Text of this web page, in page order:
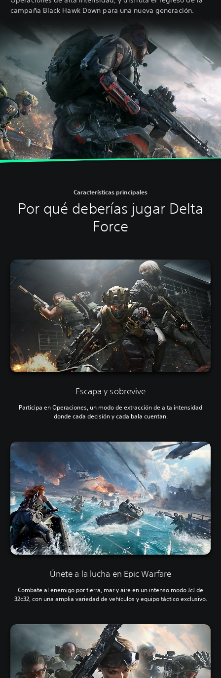
campaña Black Hawk Down para una nueva generación.
Características principales
Por qué deberías jugar Delta
Force
Escapa y sobrevive
Participa en Operaciones, un modo de extracción de alta intensidad
donde cada decisión y cada bala cuentan.
Únete a la lucha en Epic Warfare
Combate al enemigo por tierra, mar y aire en un intenso modo JcJ de
32c32, con una amplia variedad de vehículos y equipo táctico exclusivo.